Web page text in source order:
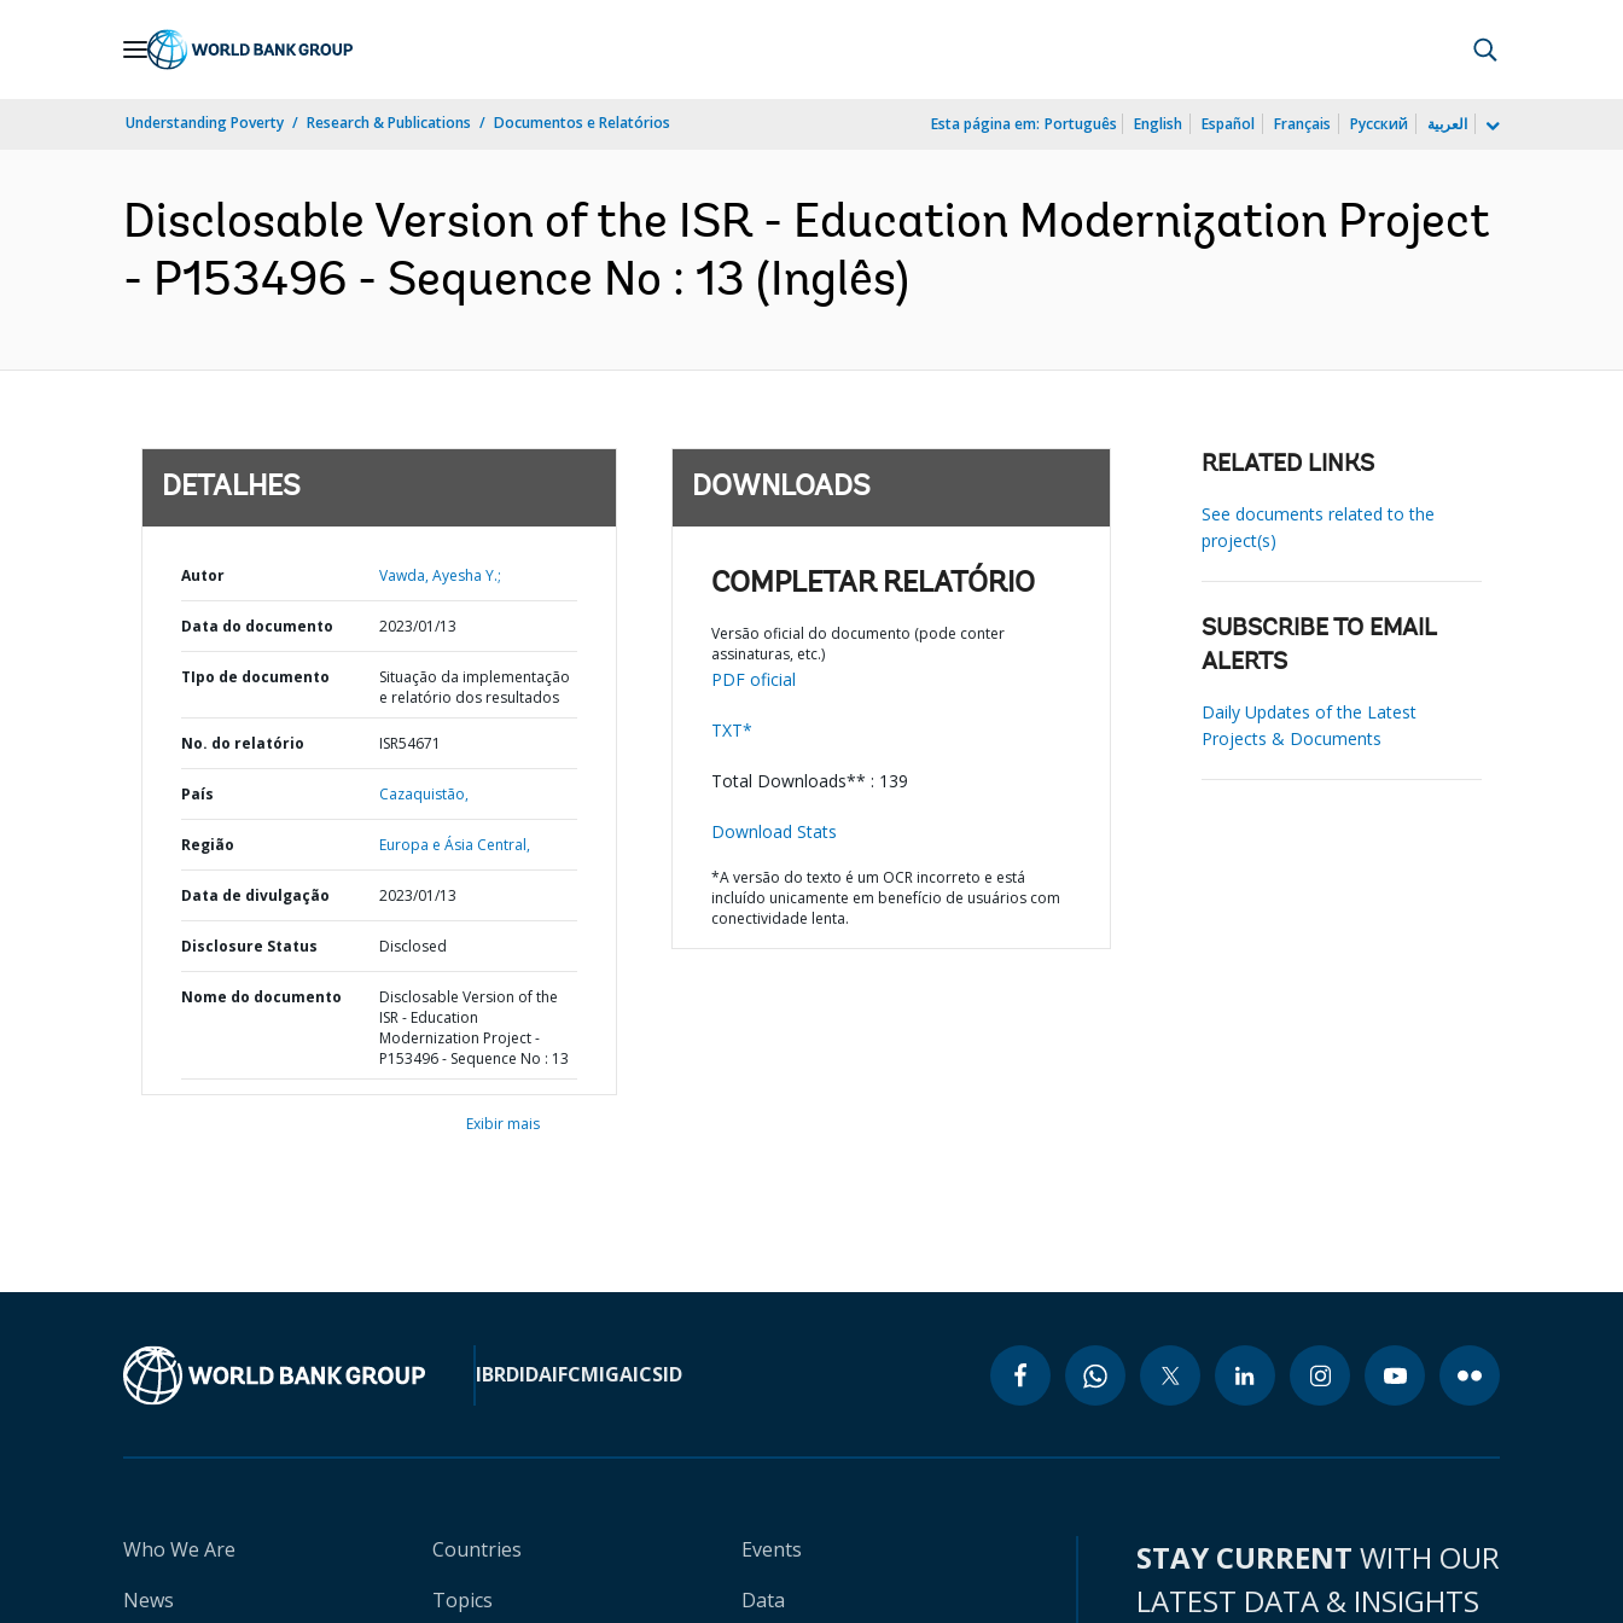
Understanding Poverty Research & Publications Documentos e Relatórios Esta página em: Português English Español Français Русский العربية
Disclosable Version of the ISR - Education Modernization Project
- P153496 - Sequence No : 13 (Inglês)
DETALHES
Autor Vawda, Ayesha Y.;
Data do documento 2023/01/13
TIpo de documento
Situação da implementação
e relatório dos resultados
No. do relatório ISR54671
País Cazaquistão,
Região Europa e Ásia Central,
Data de divulgação 2023/01/13
Disclosure Status Disclosed
Nome do documento
Disclosable Version of the
ISR - Education
Modernization Project -
P153496 - Sequence No : 13
Exibir mais
DOWNLOADS
COMPLETAR RELATÓRIO
Versão oficial do documento (pode conter
assinaturas, etc.)
PDF oficial
TXT*
Total Downloads** : 139
Download Stats
*A versão do texto é um OCR incorreto e está
incluído unicamente em benefício de usuários com
conectividade lenta.
RELATED LINKS
See documents related to the
project(s)
SUBSCRIBE TO EMAIL
ALERTS
Daily Updates of the Latest
Projects & Documents
IBRDIDAIFCMIGAICSID
Who We Are
News
Countries
Topics
Events
Data
STAY CURRENT WITH OUR
LATEST DATA & INSIGHTS